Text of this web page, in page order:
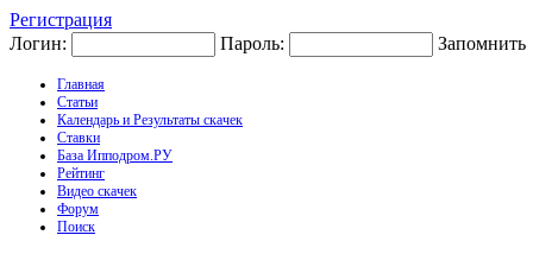
Регистрация
Логин:
Пароль: Запомнить
Главная
Статьи
Календарь и Результаты скачек
Ставки
База Ипподром.РУ
Рейтинг
Видео скачек
Форум
Поиск